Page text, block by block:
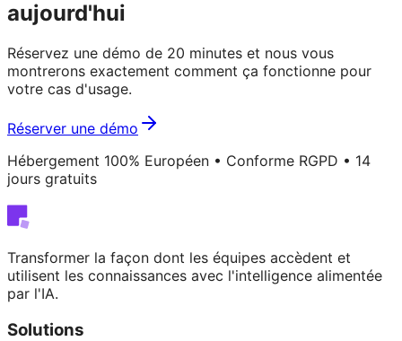
aujourd'hui
Réservez une démo de 20 minutes et nous vous
montrerons exactement comment ça fonctionne pour
votre cas d'usage.
Réserver une démo
Hébergement 100% Européen • Conforme RGPD • 14
jours gratuits
Transformer la façon dont les équipes accèdent et
utilisent les connaissances avec l'intelligence alimentée
par l'IA.
Solutions